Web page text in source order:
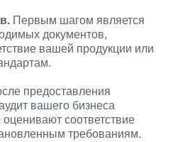
Первым шагом является
документов,
вашей продукции или
предоставления
вашего бизнеса
соответствие
требованиям.